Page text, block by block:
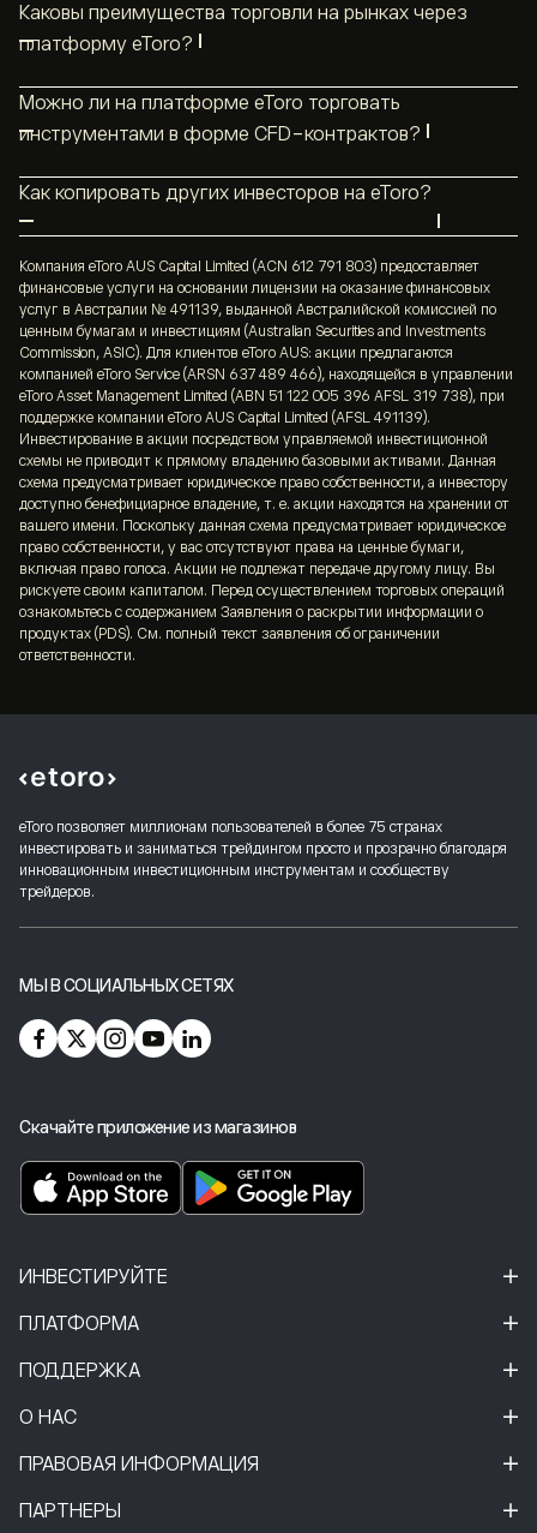
При внесении депозитов и торговле в валютах,
отличных от валюты счета, пользователи могут
столкнуться с комиссией за конвертацию.
Размер комиссий зависит от активности
снятие средств и дополнительные комиссии за
перенос позиций через ночь или выходные дни.
применимых сборах вы найдете на нашей странице
комиссий.。
Каковы преимущества торговли на рынках через
платформу eToro?
eToro — крупнейшая в миреплатформа социального
, которой доверяют миллионы
пользователей из более чем 140 стран.
Преимущества торговли на финансовых рынках
возможность торговать различными классами
активов с использованием единого счета;
низкие и прозрачные комиссии;
доступность инструментов трейдинга, помогающих
как новичкам, так и экспертам;
возможность пользоваться плодами коллективного
разума посредством социального трейдинга;
интуитивно понятная и простая в использовании
платформа.
Членыклуба eToroполучают дополнительные
привилегии, среди которых скидки на комиссию и
Можно ли на платформе eToro торговать
инструментами в форме CFD-контрактов?
Компания eToro является CFD-брокером,
деятельность которого регулируется такими
органами, как CySEC, FCA и ASIC, и предлагает своим
пользователямCFD-
трейдингповалютам ,биржевым
товарам,индексам,акциям,ETF-
фондам и криптовалютам.
Как копировать других инвесторов на eToro?
CopyTrader™ — одна из популярнейших функций на
платформе eToro — дает возможность наблюдать
за действиями реальных трейдеров в реальном
времени и автоматически копировать их сделки.
Более подробная информация о механизме работы
функции CopyTraderпредставлена здесь
Компания eToro также предлагает готовые
инвестиционные портфели под названиемSmart
Portfolio™, которые вы можете копировать
Компания eToro AUS Capital Limited (ACN 612 791 803) предоставляет
финансовые услуги на основании лицензии на оказание финансовых
услуг в Австралии № 491139, выданной Австралийской комиссией по
ценным бумагам и инвестициям (Australian Securities and Investments
Commission, ASIC). Для клиентов eToro AUS: акции предлагаются
компанией eToro Service (ARSN 637 489 466), находящейся в управлении
eToro Asset Management Limited (ABN 51 122 005 396 AFSL 319 738), при
поддержке компании eToro AUS Capital Limited (AFSL 491139).
Инвестирование в акции посредством управляемой инвестиционной
схемы не приводит к прямому владению базовыми активами. Данная
схема предусматривает юридическое право собственности, а инвестору
доступно бенефициарное владение, т. е. акции находятся на хранении от
вашего имени. Поскольку данная схема предусматривает юридическое
право собственности, у вас отсутствуют права на ценные бумаги,
включая право голоса. Акции не подлежат передаче другому лицу. Вы
рискуете своим капиталом. Перед осуществлением торговых операций
ознакомьтесь с содержанием Заявления о раскрытии информации о
продуктах (PDS). См. полный текст заявления об ограничении
ответственности.
eToro позволяет миллионам пользователей в более 75 странах
инвестировать и заниматься трейдингом просто и прозрачно благодаря
инновационным инвестиционным инструментам и сообществу
трейдеров.
МЫ В СОЦИАЛЬНЫХ СЕТЯХ
Скачайте приложение из магазинов
ИНВЕСТИРУЙТЕ
ПЛАТФОРМА
ПОДДЕРЖКА
О НАС
ПРАВОВАЯ ИНФОРМАЦИЯ
ПАРТНЕРЫ